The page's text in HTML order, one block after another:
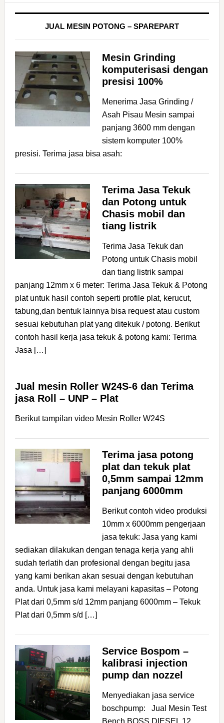
JUAL MESIN POTONG – SPAREPART
Mesin Grinding
komputerisasi dengan
presisi 100%
Menerima Jasa Grinding /
Asah Pisau Mesin sampai
panjang 3600 mm dengan
sistem komputer 100%
presisi. Terima jasa bisa asah:
Terima Jasa Tekuk
dan Potong untuk
Chasis mobil dan
tiang listrik
Terima Jasa Tekuk dan
Potong untuk Chasis mobil
dan tiang listrik sampai
panjang 12mm x 6 meter: Terima Jasa Tekuk & Potong
plat untuk hasil contoh seperti profile plat, kerucut,
tabung,dan bentuk lainnya bisa request atau custom
sesuai kebutuhan plat yang ditekuk / potong. Berikut
contoh hasil kerja jasa tekuk & potong kami: Terima
Jasa […]
Jual mesin Roller W24S-6 dan Terima
jasa Roll – UNP – Plat
Berikut tampilan video Mesin Roller W24S
Terima jasa potong
plat dan tekuk plat
0,5mm sampai 12mm
panjang 6000mm
Berikut contoh video produksi
10mm x 6000mm pengerjaan
jasa tekuk: Jasa yang kami
sediakan dilakukan dengan tenaga kerja yang ahli
sudah terlatih dan profesional dengan begitu jasa
yang kami berikan akan sesuai dengan kebutuhan
anda. Untuk jasa kami melayani kapasitas – Potong
Plat dari 0,5mm s/d 12mm panjang 6000mm – Tekuk
Plat dari 0,5mm s/d […]
Service Bospom –
kalibrasi injection
pump dan nozzel
Menyediakan jasa service
boschpump: Jual Mesin Test